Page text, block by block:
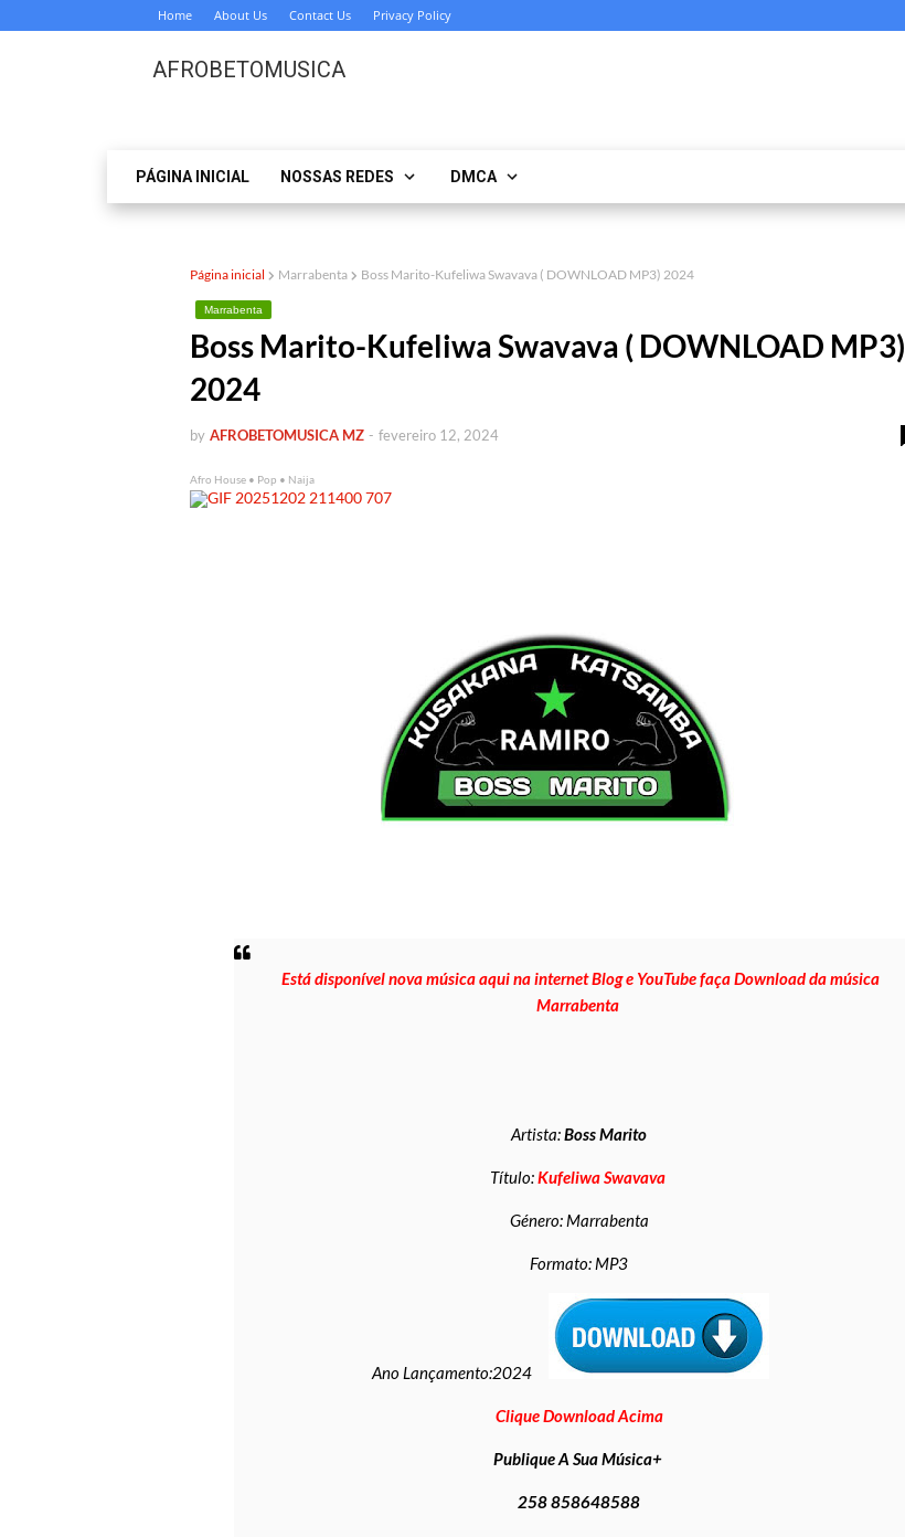
Home About Us Contact Us Privacy Policy
AFROBETOMUSICA
PÁGINA INICIAL NOSSAS REDES DMCA
Página inicial Marrabenta Boss Marito-Kufeliwa Swavava ( DOWNLOAD MP3) 2024
Marrabenta
Boss Marito-Kufeliwa Swavava ( DOWNLOAD MP3)
2024
by AFROBETOMUSICA MZ - fevereiro 12, 2024
Afro House • Pop • Naija
Está disponível nova música aqui na internet Blog e YouTube faça Download da música
Marrabenta
Artista:Boss Marito
Título:Kufeliwa Swavava
Género: Marrabenta
Formato: MP3
Ano Lançamento:2024
Clique Download Acima
Publique A Sua Música+
258 858648588